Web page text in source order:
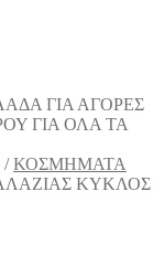
ΓΙΑ ΑΓΟΡΕΣ
ΓΙΑ ΟΛΑ ΤΑ
/ΚΟΣΜΗΜΑΤΑ
ΚΥΚΛΟΣ